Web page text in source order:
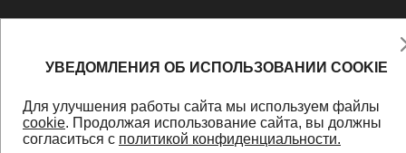
УВЕДОМЛЕНИЯ ОБ ИСПОЛЬЗОВАНИИ COOKIE
Для улучшения работы сайта мы используем файлы
cookie. Продолжая использование сайта, вы должны
согласиться с политикой конфиденциальности.